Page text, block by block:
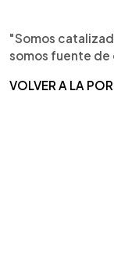
"Somos
somos fuente
VOLVER A LA